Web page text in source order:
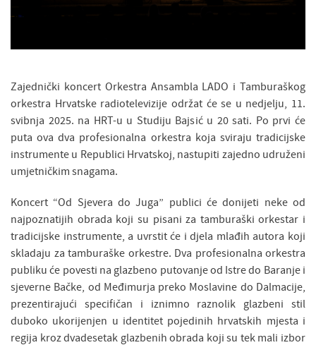
Zajednički koncert Orkestra Ansambla LADO i Tamburaškog
orkestra Hrvatske radiotelevizije održat će se u nedjelju, 11.
svibnja 2025. na HRT-u u Studiju Bajsić u 20 sati. Po prvi će
puta ova dva profesionalna orkestra koja sviraju tradicijske
instrumente u Republici Hrvatskoj, nastupiti zajedno udruženi
umjetničkim snagama.
Koncert “Od Sjevera do Juga” publici će donijeti neke od
najpoznatijih obrada koji su pisani za tamburaški orkestar i
tradicijske instrumente, a uvrstit će i djela mlađih autora koji
skladaju za tamburaške orkestre. Dva profesionalna orkestra
publiku će povesti na glazbeno putovanje od Istre do Baranje i
sjeverne Bačke, od Međimurja preko Moslavine do Dalmacije,
prezentirajući specifičan i iznimno raznolik glazbeni stil
duboko ukorijenjen u identitet pojedinih hrvatskih mjesta i
regija kroz dvadesetak glazbenih obrada koji su tek mali izbor